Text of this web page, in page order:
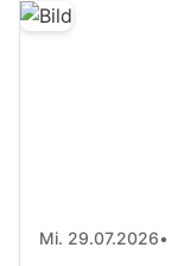
Mi. 29.07.2026